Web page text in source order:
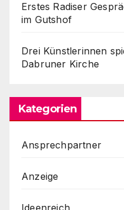
Erstes Radiser
im Gutshof
Drei Künstlerinnen
Dabruner Kirche
Kategorien
Ansprechpartner
Anzeige
Ideenreich